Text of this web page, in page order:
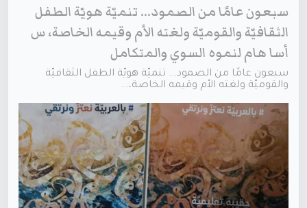
سبعون عامًا من الصمود... تنميّة هويّة الطفل
الثقافيّة والقوميّة ولغته الأم وقيمه الخاصة، س
أسا هام لنموه السوي والمتكامل
سبعون عامًا من الصمود... تنميّة هويّة الطفل الثقافيّة
والقوميّة ولغته الأم وقيمه الخاصة،...